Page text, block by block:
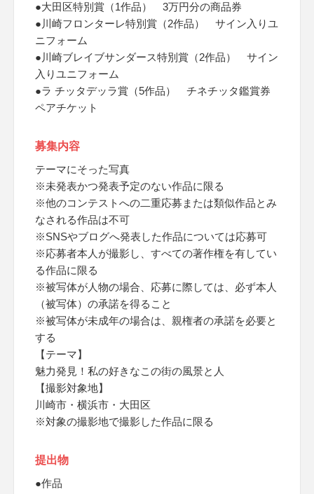
●大田区特別賞（1作品） 3万円分の商品券
●川崎フロンターレ特別賞（2作品） サイン入りユ
ニフォーム
●川崎ブレイブサンダース特別賞（2作品） サイン
入りユニフォーム
●ラ チッタデッラ賞（5作品） チネチッタ鑑賞券
ペアチケット
募集内容
テーマにそった写真
※未発表かつ発表予定のない作品に限る
※他のコンテストへの二重応募または類似作品とみ
なされる作品は不可
※SNSやブログへ発表した作品については応募可
※応募者本人が撮影し、すべての著作権を有してい
る作品に限る
※被写体が人物の場合、応募に際しては、必ず本人
（被写体）の承諾を得ること
※被写体が未成年の場合は、親権者の承諾を必要と
する
【テーマ】
魅力発見！私の好きなこの街の風景と人
【撮影対象地】
川崎市・横浜市・大田区
※対象の撮影地で撮影した作品に限る
提出物
●作品